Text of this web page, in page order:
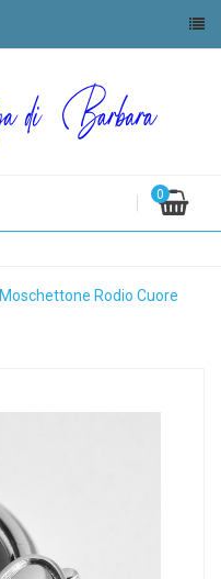
0
Moschettone Rodio Cuore